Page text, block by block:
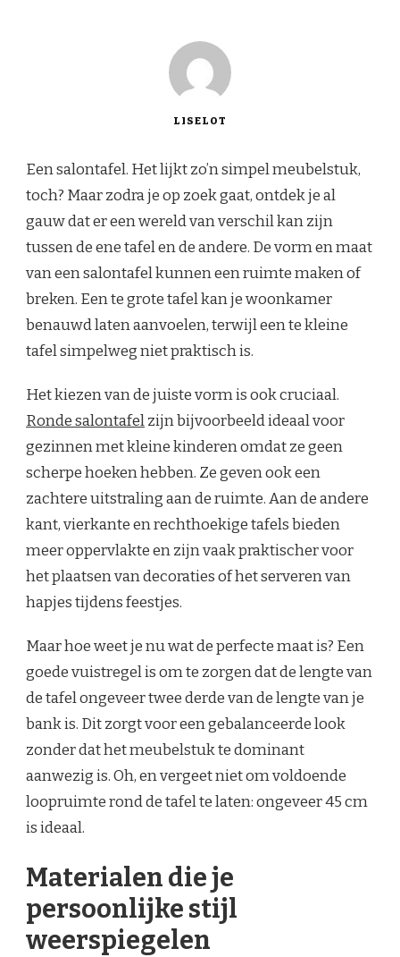
LISELOT
Een salontafel. Het lijkt zo’n simpel meubelstuk,
toch? Maar zodra je op zoek gaat, ontdek je al
gauw dat er een wereld van verschil kan zijn
tussen de ene tafel en de andere. De vorm en maat
van een salontafel kunnen een ruimte maken of
breken. Een te grote tafel kan je woonkamer
benauwd laten aanvoelen, terwijl een te kleine
tafel simpelweg niet praktisch is.
Het kiezen van de juiste vorm is ook cruciaal.
Ronde salontafelzijn bijvoorbeeld ideaal voor
gezinnen met kleine kinderen omdat ze geen
scherpe hoeken hebben. Ze geven ook een
zachtere uitstraling aan de ruimte. Aan de andere
kant, vierkante en rechthoekige tafels bieden
meer oppervlakte en zijn vaak praktischer voor
het plaatsen van decoraties of het serveren van
hapjes tijdens feestjes.
Maar hoe weet je nu wat de perfecte maat is? Een
goede vuistregel is om te zorgen dat de lengte van
de tafel ongeveer twee derde van de lengte van je
bank is. Dit zorgt voor een gebalanceerde look
zonder dat het meubelstuk te dominant
aanwezig is. Oh, en vergeet niet om voldoende
loopruimte rond de tafel te laten: ongeveer 45 cm
is ideaal.
Materialen die je
persoonlijke stijl
weerspiegelen